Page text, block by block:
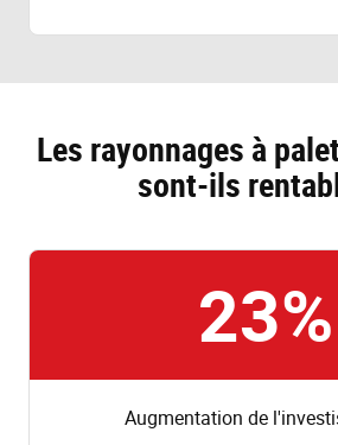
Les rayonnages à
sont-ils
23%
Augmentation de